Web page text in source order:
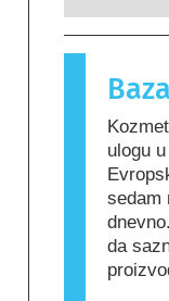
alergijsku
mogu da
alergeni
nije
ulogu
sedam
da